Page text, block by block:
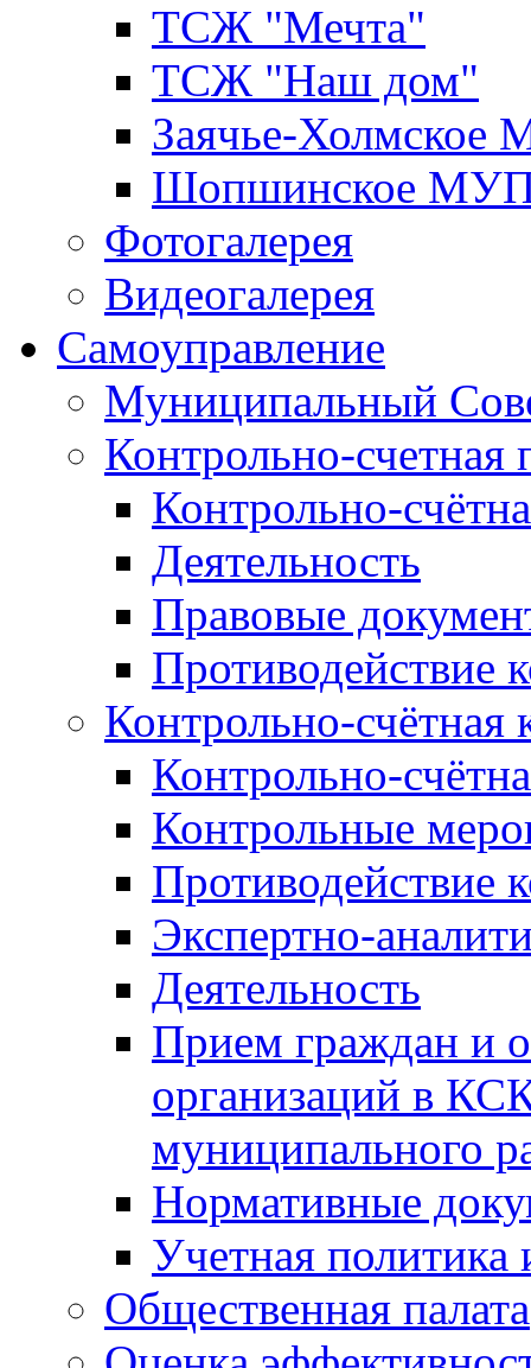
ТСЖ "Мечта"
ТСЖ "Наш дом"
Заячье-
Шопшинское
Фотогалерея
Видеогалерея
Самоуправление
Муниципальный
Контрольно-счетная
Контрольно-
Деятельность
Правовые
Противодействие
Контрольно-счётная
Контрольно-
Контрольные
Противодействие
Экспертно-
Деятельность
Прием граждан и
организаций в
муниципального
Нормативные
Учетная политика
Общественная палата